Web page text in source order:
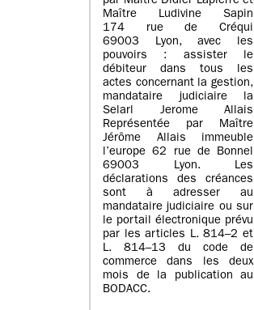
Maître Ludivine Sapin
174 rue de Créqui
69003 Lyon, avec les
pouvoirs : assister le
débiteur dans tous les
actes concernant la gestion,
mandataire judiciaire la
Selarl Jerome Allais
Représentée par Maître
Jérôme Allais immeuble
l’europe 62 rue de Bonnel
69003 Lyon. Les
déclarations des créances
sont à adresser au
mandataire judiciaire ou sur
le portail électronique prévu
par les articles L. 814–2 et
L. 814–13 du code de
commerce dans les deux
mois de la publication au
BODACC.